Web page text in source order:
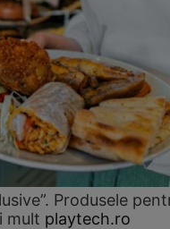
Produsele
mult playtech.ro